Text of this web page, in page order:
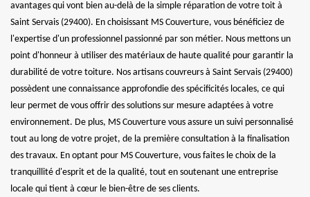
avantages qui vont bien au-delà de la simple réparation de votre toit à
Saint Servais (29400). En choisissant MS Couverture, vous bénéficiez de
l'expertise d'un professionnel passionné par son métier. Nous mettons un
point d'honneur à utiliser des matériaux de haute qualité pour garantir la
durabilité de votre toiture. Nos artisans couvreurs à Saint Servais (29400)
possèdent une connaissance approfondie des spécificités locales, ce qui
leur permet de vous offrir des solutions sur mesure adaptées à votre
environnement. De plus, MS Couverture vous assure un suivi personnalisé
tout au long de votre projet, de la première consultation à la finalisation
des travaux. En optant pour MS Couverture, vous faites le choix de la
tranquillité d'esprit et de la qualité, tout en soutenant une entreprise
locale qui tient à cœur le bien-être de ses clients.